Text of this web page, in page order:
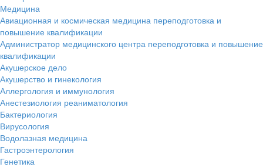
Медицина
Авиационная и космическая медицина переподготовка и
повышение квалификации
Администратор медицинского центра переподготовка и повышение
квалификации
Акушерское дело
Акушерство и гинекология
Аллергология и иммунология
Анестезиология реаниматология
Бактериология
Вирусология
Водолазная медицина
Гастроэнтерология
Генетика